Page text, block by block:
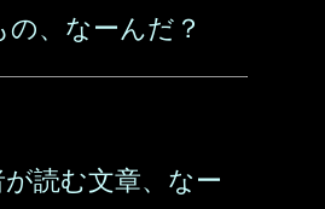
の、なーんだ？
読む文章、なー